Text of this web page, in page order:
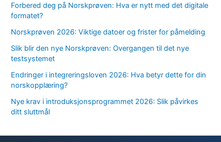
Forbered deg på Norskprøven: Hva er nytt med det digitale
formatet?
Norskprøven 2026: Viktige datoer og frister for påmelding
Slik blir den nye Norskprøven: Overgangen til det nye
testsystemet
Endringer i integreringsloven 2026: Hva betyr dette for din
norskopplæring?
Nye krav i introduksjonsprogrammet 2026: Slik påvirkes
ditt sluttmål